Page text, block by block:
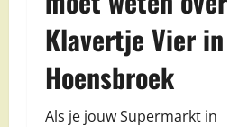
Klavertje Vier in
Hoensbroek
Als je jouw Supermarkt in